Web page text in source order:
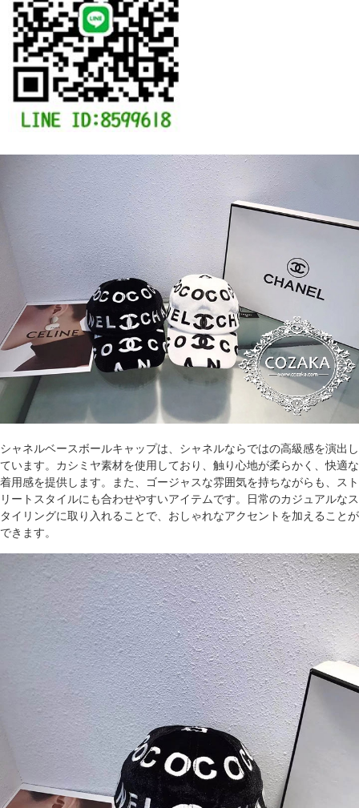
シャネルベースボールキャップは、シャネルならではの高級感を演出し
ています。カシミヤ素材を使用しており、触り心地が柔らかく、快適な
着用感を提供します。また、ゴージャスな雰囲気を持ちながらも、スト
リートスタイルにも合わせやすいアイテムです。日常のカジュアルなス
タイリングに取り入れることで、おしゃれなアクセントを加えることが
できます。